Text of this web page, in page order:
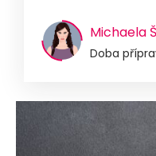
Michaela
Doba